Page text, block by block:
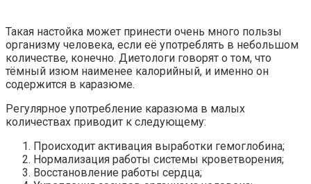
Такая настойка может принести очень много пользы
организму человека, если её употреблять в небольшом
количестве, конечно. Диетологи говорят о том, что
тёмный изюм наименее калорийный, и именно он
содержится в каразюме.
Регулярное употребление каразюма в малых
количествах приводит к следующему:
Происходит активация выработки гемоглобина;
Нормализация работы системы кроветворения;
Восстановление работы сердца;